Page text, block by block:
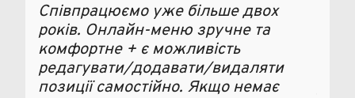
Співпрацюємо уже більше двох
років. Онлайн-меню зручне та
комфортне + є можливість
редагувати/додавати/видаляти
позиції самостійно. Якщо немає